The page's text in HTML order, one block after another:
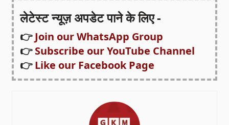
लेटेस्ट न्यूज़ अपडेट पाने के लिए -
👉Join our WhatsApp Group
👉Subscribe our YouTube Channel
👉Like our Facebook Page